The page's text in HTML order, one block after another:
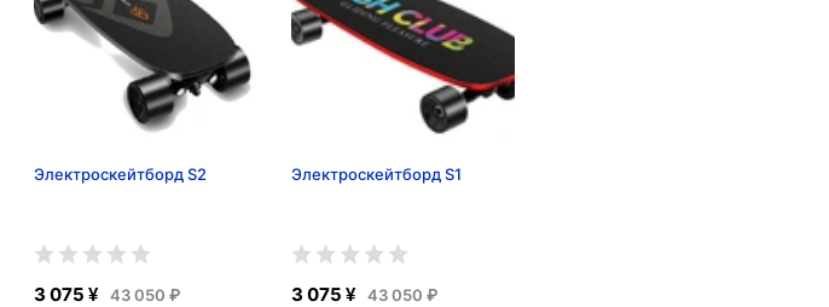
Электроскейтборд S2
3 075 ¥ 43 050 ₽
Электроскейтборд S1
3 075 ¥ 43 050 ₽